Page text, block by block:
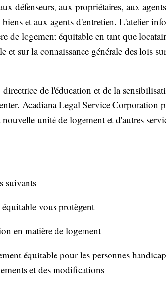
défenseurs, aux propriétaires, aux agents
et aux agents d'entretien. L'atelier
de logement équitable en tant que
et sur la connaissance générale des lois
de l'éducation et de la
Acadiana Legal Service Corporation
unité de logement et d'autres
suivants
vous protègent
en matière de logement
équitable pour les personnes
et des modifications